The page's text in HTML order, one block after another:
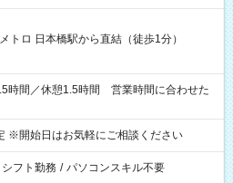
ロ 日本橋駅から直結（徒歩1分）
※開始日はお気軽にご相談ください
シフト勤務 / パソコンスキル不要